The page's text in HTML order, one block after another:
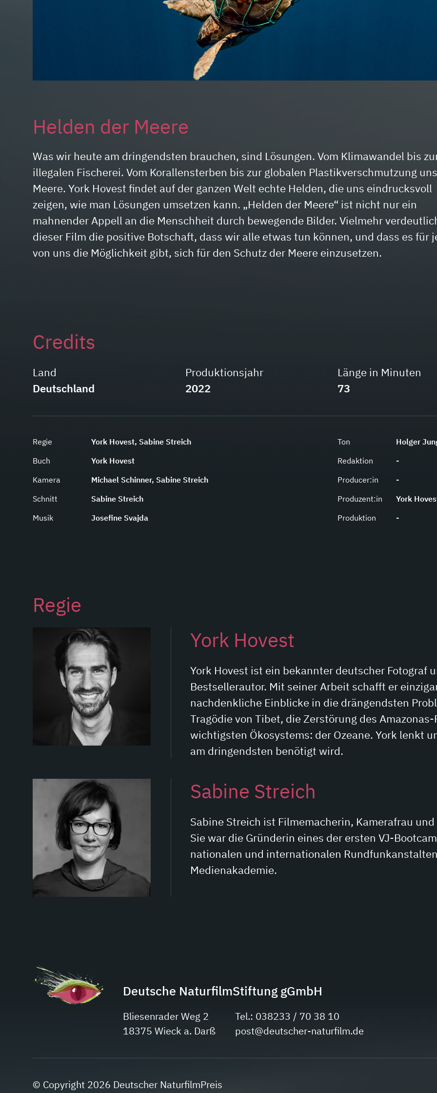
Helden der Meere
Was wir heute am dringendsten brauchen, sind Lösungen. Vom Klimawandel bis
illegalen Fischerei. Vom Korallensterben bis zur globalen Plastikverschmutzung
Meere. York Hovest findet auf der ganzen Welt echte Helden, die uns eindrucksvoll
zeigen, wie man Lösungen umsetzen kann. „Helden der Meere“ ist nicht nur ein
mahnender Appell an die Menschheit durch bewegende Bilder. Vielmehr
dieser Film die positive Botschaft, dass wir alle etwas tun können, und dass es für
von uns die Möglichkeit gibt, sich für den Schutz der Meere einzusetzen.
Credits
Land
Deutschland
Produktionsjahr
2022
Länge in Minuten
73
Regie
York Hovest, Sabine Streich
Buch
York Hovest
Kamera
Michael Schinner, Sabine Streich
Schnitt
Sabine Streich
Musik
Josefine Svajda
Ton
Holger
Redaktion
-
Producer:in
-
Produzent:in
York
Produktion
-
Regie
York Hovest
York Hovest ist ein bekannter deutscher Fotograf
Bestsellerautor. Mit seiner Arbeit schafft er
nachdenkliche Einblicke in die drängendsten
Tragödie von Tibet, die Zerstörung des
wichtigsten Ökosystems: der Ozeane. York lenkt
am dringendsten benötigt wird.
Sabine Streich
Sabine Streich ist Filmemacherin, Kamerafrau
Sie war die Gründerin eines der ersten VJ-
nationalen und internationalen
Medienakademie.
Deutsche NaturfilmStiftung gGmbH
Bliesenrader Weg 2
18375 Wieck a. Darß
Tel.: 038233 / 70 38 10
post@deutscher-naturfilm.de
© Copyright 2026 Deutscher NaturfilmPreis